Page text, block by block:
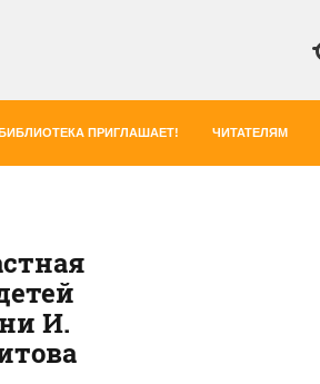
ПРИГЛАШАЕТ! ЧИТАТЕЛЯМ
И.